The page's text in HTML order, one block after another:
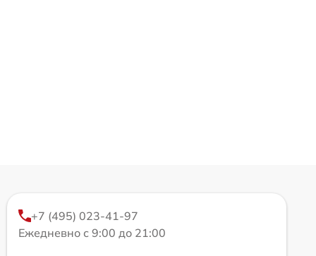
+7 (495) 023-41-97
Ежедневно с 9:00 до 21:00